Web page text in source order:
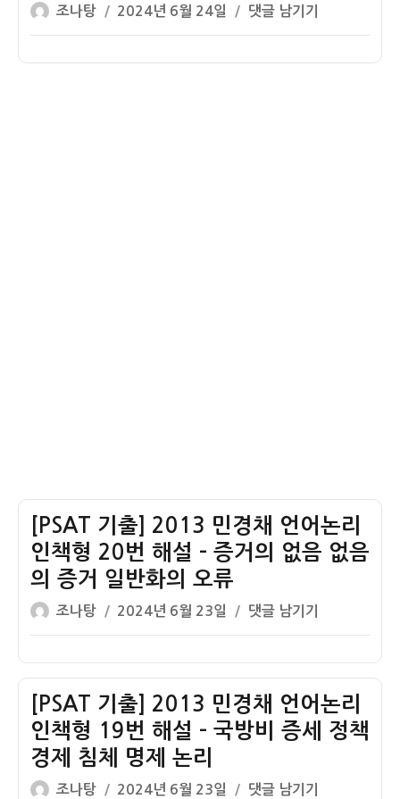
방
강
번
해
어
논
글
쓴
조나탕
작
성
2024년 6월 24일
[PSAT
기
학
아
인
인
상
성
이
론
약
댓글 남기기
[PSAT 기출] 2013 민경채 언어논리
인책형 20번 해설 – 증거의 없음 없음
의 증거 일반화의 오류
글
쓴
조나탕
작
성
자
2024년 6월 23일
[PSAT
기
2013
민
경
채
어
댓글 남기기
[PSAT 기출] 2013 민경채 언어논리
인책형 19번 해설 – 국방비 증세 정책
경제 침체 명제 논리
글
조나탕
작
2024년 6월 23일
[PSAT
댓글 남기기